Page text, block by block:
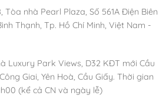
nhà Pearl Plaza, Số 561A Điện Biên
Thạnh, Tp. Hồ Chí Minh, Việt Nam -
Luxury Park Views, D32 KĐT mới Cầu
Giai, Yên Hoà, Cầu Giấy. Thời gian
(kể cả CN và ngày lễ)